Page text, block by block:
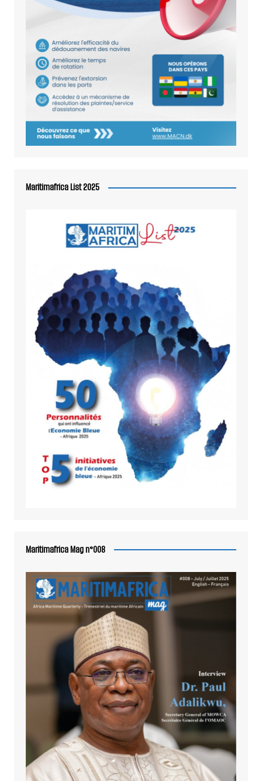
Maritimafrica List 2025
Maritimafrica Mag n°008